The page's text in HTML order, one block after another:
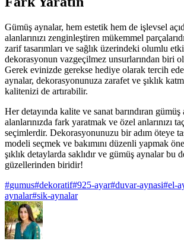
Gümüş aynalar, hem estetik hem de işlevsel
alanlarınızı zenginleştiren mükemmel
zarif tasarımları ve sağlık üzerindeki olumlu
dekorasyonun vazgeçilmez unsurlarından biri
Gerek evinizde gerekse hediye olarak tercih
aynalar, dekorasyonunuza zarafet ve şıklık
kalitenizi de artırabilir.
Her detayında kalite ve sanat barındıran
alanlarınızda fark yaratmak ve özel anlarınızı
seçimlerdir. Dekorasyonunuzu bir adım öteye
modeli seçmek ve bakımını düzenli yapmak
şıklık detaylarda saklıdır ve gümüş aynalar bu
güzellerinden biridir!
#gumus#dekoratif#925-ayar#duvar-aynasi#el-
aynalar#sik-aynalar